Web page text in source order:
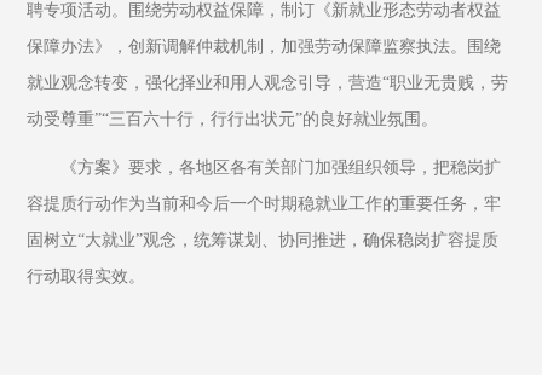
聘专项活动。围绕劳动权益保障，制订《新就业形态劳动者权益
保障办法》，创新调解仲裁机制，加强劳动保障监察执法。围绕
就业观念转变，强化择业和用人观念引导，营造“职业无贵贱，劳
动受尊重”“三百六十行，行行出状元”的良好就业氛围。
《方案》要求，各地区各有关部门加强组织领导，把稳岗扩
容提质行动作为当前和今后一个时期稳就业工作的重要任务，牢
固树立“大就业”观念，统筹谋划、协同推进，确保稳岗扩容提质
行动取得实效。